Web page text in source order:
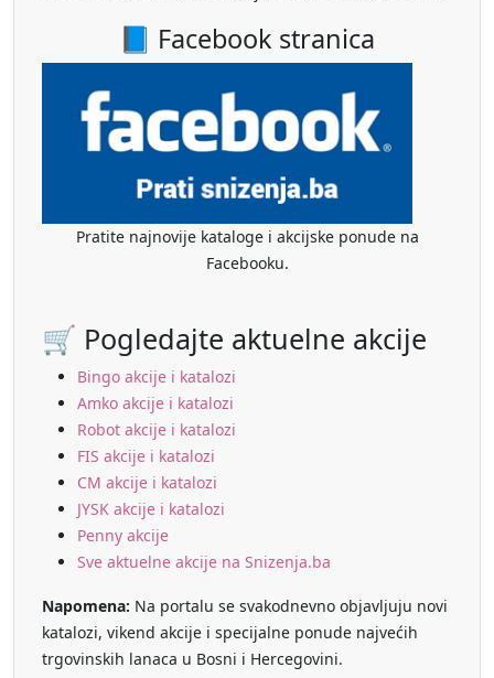
📘 Facebook stranica
Pratite najnovije kataloge i akcijske ponude na
Facebooku.
🛒 Pogledajte aktuelne akcije
Bingo akcije i katalozi
Amko akcije i katalozi
Robot akcije i katalozi
FIS akcije i katalozi
CM akcije i katalozi
JYSK akcije i katalozi
Penny akcije
Sve aktuelne akcije na Snizenja.ba
Napomena: Na portalu se svakodnevno objavljuju novi
katalozi, vikend akcije i specijalne ponude najvećih
trgovinskih lanaca u Bosni i Hercegovini.